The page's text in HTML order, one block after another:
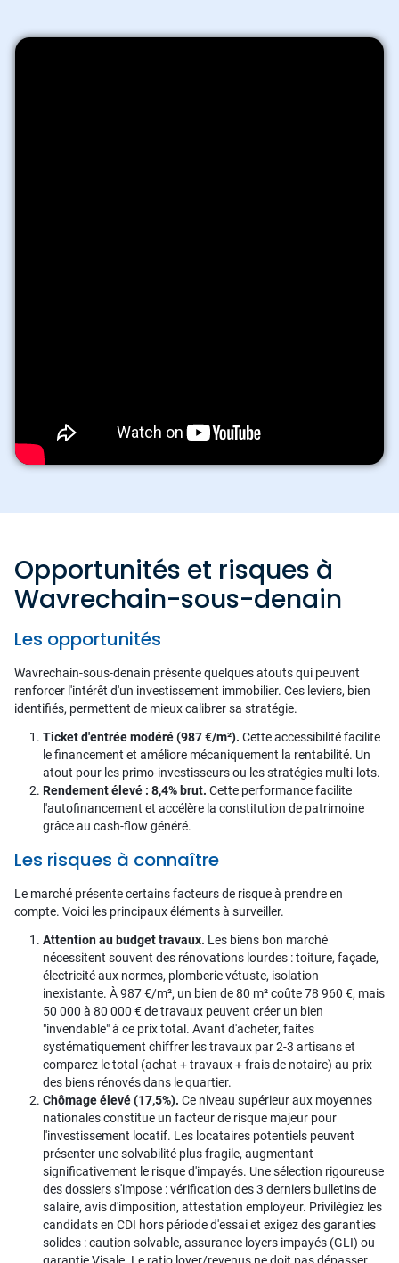
Opportunités et risques à
Wavrechain-sous-denain
Les opportunités
Wavrechain-sous-denain présente quelques atouts qui peuvent
renforcer l'intérêt d'un investissement immobilier. Ces leviers, bien
identifiés, permettent de mieux calibrer sa stratégie.
Ticket d'entrée modéré (987 €/m²). Cette accessibilité facilite
le financement et améliore mécaniquement la rentabilité. Un
atout pour les primo-investisseurs ou les stratégies multi-lots.
Rendement élevé : 8,4% brut. Cette performance facilite
l'autofinancement et accélère la constitution de patrimoine
grâce au cash-flow généré.
Les risques à connaître
Le marché présente certains facteurs de risque à prendre en
compte. Voici les principaux éléments à surveiller.
Attention au budget travaux. Les biens bon marché
nécessitent souvent des rénovations lourdes : toiture, façade,
électricité aux normes, plomberie vétuste, isolation
inexistante. À 987 €/m², un bien de 80 m² coûte 78 960 €, mais
50 000 à 80 000 € de travaux peuvent créer un bien
"invendable" à ce prix total. Avant d'acheter, faites
systématiquement chiffrer les travaux par 2-3 artisans et
comparez le total (achat + travaux + frais de notaire) au prix
des biens rénovés dans le quartier.
Chômage élevé (17,5%). Ce niveau supérieur aux moyennes
nationales constitue un facteur de risque majeur pour
l'investissement locatif. Les locataires potentiels peuvent
présenter une solvabilité plus fragile, augmentant
significativement le risque d'impayés. Une sélection rigoureuse
des dossiers s'impose : vérification des 3 derniers bulletins de
salaire, avis d'imposition, attestation employeur. Privilégiez les
candidats en CDI hors période d'essai et exigez des garanties
solides : caution solvable, assurance loyers impayés (GLI) ou